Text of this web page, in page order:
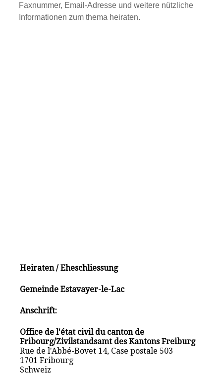
Faxnummer, Email-Adresse und weitere nützliche
Informationen zum thema heiraten.
Heiraten / Eheschliessung
Gemeinde Estavayer-le-Lac
Anschrift:
Office de l'état civil du canton de
Fribourg/Zivilstandsamt des Kantons Freiburg
Rue de l'Abbé-Bovet 14, Case postale 503
1701 Fribourg
Schweiz